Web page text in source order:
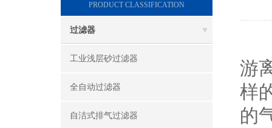
PRODUCT CLASSIFICATION
过滤器
工业浅层砂过滤器
全自动过滤器
自洁式排气过滤器
游
样
的